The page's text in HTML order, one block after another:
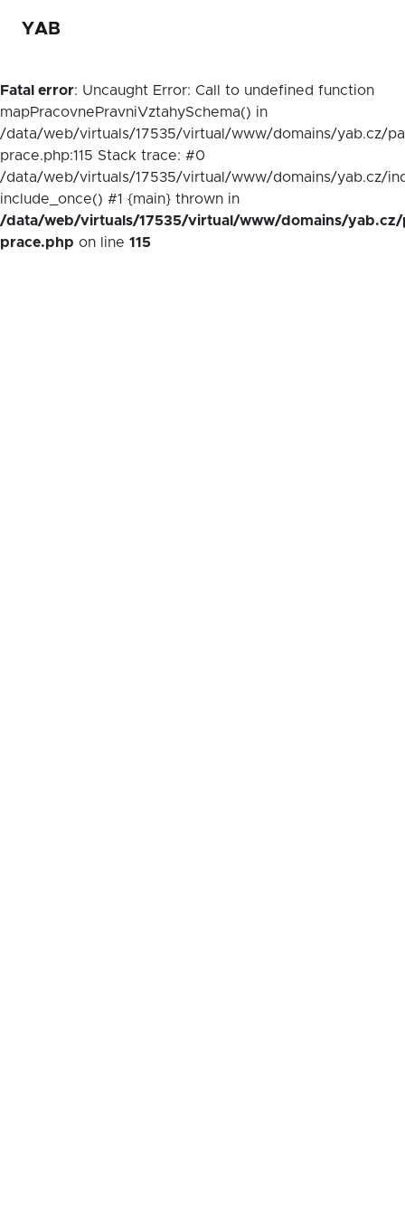
YAB
Fatal error: Uncaught Error: Call to undefined function
mapPracovnePravniVztahySchema() in
/data/web/virtuals/17535/virtual/www/domains/yab.cz/
prace.php:115 Stack trace: #0
/data/web/virtuals/17535/virtual/www/domains/yab.cz/
include_once() #1 {main} thrown in
/data/web/virtuals/17535/virtual/www/domains/yab.cz/
prace.php on line 115